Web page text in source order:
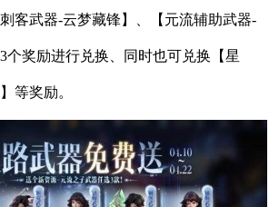
客武器-云梦藏锋】、【元流辅助武器-
个奖励进行兑换、同时也可兑换【星
等奖励。